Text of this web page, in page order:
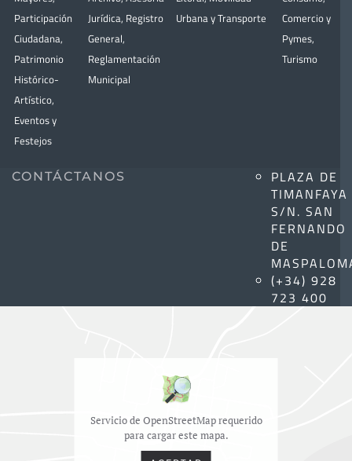
Participación
Ciudadana,
Patrimonio
Histórico-
Artístico,
Eventos y
Festejos
Jurídica, Registro
General,
Reglamentación
Municipal
Urbana y Transporte
Comercio y
Pymes,
Turismo
CONTÁCTANOS
PLAZA DE
TIMANFAYA
S/N. SAN
FERNANDO
DE
(+34) 928
723 400
Servicio de OpenStreetMap requerido
para cargar este mapa.